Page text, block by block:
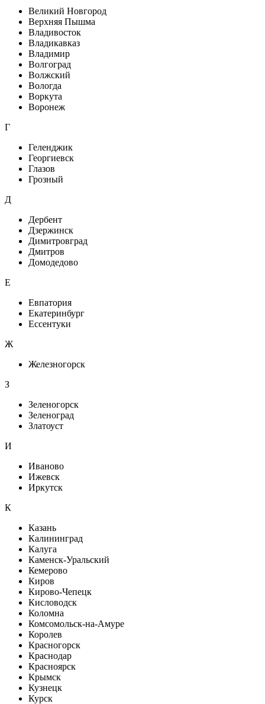
Великий Новгород
Верхняя Пышма
Владивосток
Владикавказ
Владимир
Волгоград
Волжский
Вологда
Воркута
Воронеж
Г
Геленджик
Георгиевск
Глазов
Грозный
Д
Дербент
Дзержинск
Димитровград
Дмитров
Домодедово
Е
Евпатория
Екатеринбург
Ессентуки
Ж
Железногорск
З
Зеленогорск
Зеленоград
Златоуст
И
Иваново
Ижевск
Иркутск
К
Казань
Калининград
Калуга
Каменск-Уральский
Кемерово
Киров
Кирово-Чепецк
Кисловодск
Коломна
Комсомольск-на-Амуре
Королев
Красногорск
Краснодар
Красноярск
Крымск
Кузнецк
Курск